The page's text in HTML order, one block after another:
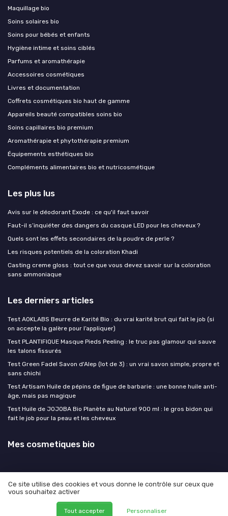
Maquillage bio
Soins solaires bio
Soins pour bébés et enfants
Hygiène intime et soins ciblés
Parfums et aromathérapie
Accessoires cosmétiques
Livres et documentation
Coffrets cosmétiques bio haut de gamme
Appareils beauté compatibles soins bio
Soins capillaires bio premium
Aromathérapie et phytothérapie premium
Équipements esthétiques bio
Compléments alimentaires bio et nutricosmétique
Les plus lus
Avis sur le déodorant Exode : ce qu'il faut savoir
Faut-il s’inquiéter des dangers du casque LED pour les cheveux ?
Quels sont les effets secondaires de la poudre de perle ?
Les risques potentiels de la coloration Khadi
Casting creme gloss : tout ce que vous devez savoir sur la coloration
sans ammoniaque
Les derniers articles
Test AOKLABS Beurre de Karité Bio : du vrai karité brut qui fait le job (si
on accepte la galère pour l’appliquer)
Test PLANTIFIQUE Masque Pieds Peeling : le truc pas glamour qui sauve
les talons fissurés
Test Green Fadel Savon d'Alep (lot de 3) : un vrai savon simple, propre et
sans chichi
Test Artisam Huile de pépins de figue de barbarie : une bonne huile anti-
âge, mais pas magique
Test Huile de JOJOBA Bio Planète au Naturel 900 ml : le gros bidon qui
fait le job pour la peau et les cheveux
Mes cosmetiques bio
Mentions légales
© Mes cosmetiques bio 2026
Ce site utilise des cookies et vous donne le contrôle sur ceux que
vous souhaitez activer
Tout accepter Personnaliser